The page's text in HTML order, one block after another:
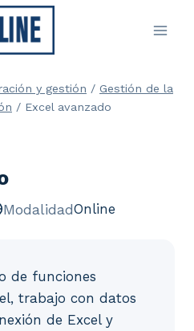
y gestión / Gestión de la
/ Excel avanzado
ModalidadOnline
de funciones
trabajo con datos
de Excel y